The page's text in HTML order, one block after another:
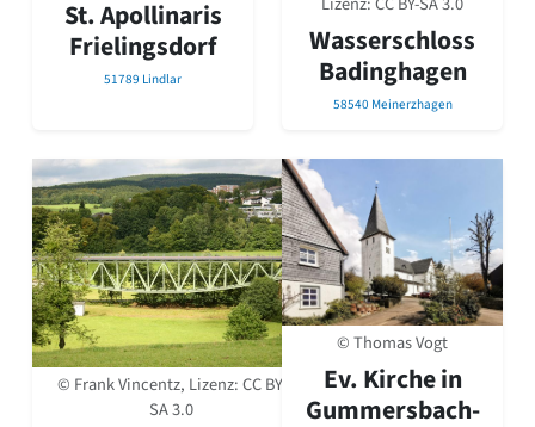
St. Apollinaris
Frielingsdorf
51789 Lindlar
Wasserschloss
Badinghagen
58540 Meinerzhagen
© Frank Vincentz, Lizenz:CC BY-
SA 3.0
© Thomas Vogt
Ev. Kirche in
Gummersbach-